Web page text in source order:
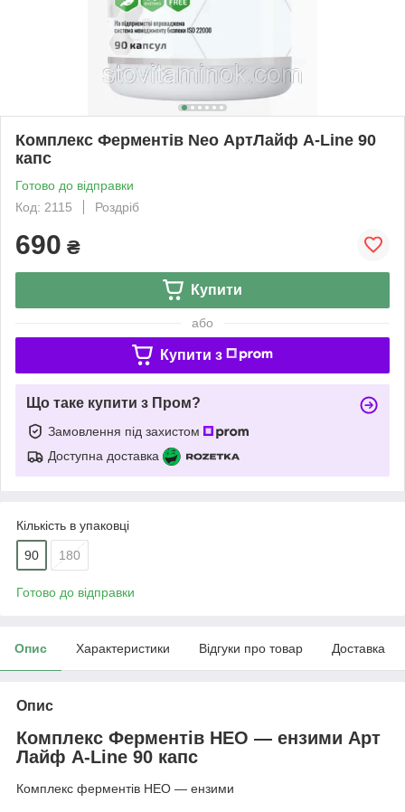
Комплекс Ферментів Neo АртЛайф A-Line 90
капс
Готово до відправки
Код: 2115
Роздріб
690 ₴
Купити
або
Купити з
Що таке купити з Пром?
Замовлення під захистом
Доступна доставка
Кількість в упаковці
90 180
Готово до відправки
Опис Характеристики Відгуки про товар Доставка
Опис
Комплекс Ферментів НЕО — ензими Арт
Лайф A-Line 90 капс
Комплекс ферментів НЕО — ензими